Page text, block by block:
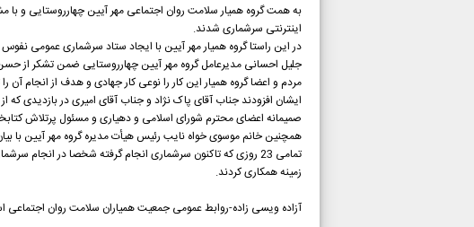
به همت گروه همیار سلامت روان اجتماعی مهر آیین چهارروستایی و با
اینترنتی سرشماری شدند.
در این راستا گروه همیار مهر آیین با ایجاد ستاد سرشماری عمومی
جلیل احسانی مدیرعامل گروه مهر آیین چهارروستایی ضمن تشکر از
مردم و اعضا گروه همیار این کار را نوعی کار جهادی و هدف از انجام
ایشان افزودند جناب آقای پاک نژاد و جناب آقای امیری در بازدیدی
صمیمانه اعضای محترم شورای اسلامی و دهیاری و مسئول پرتلاش
همچنین خانم موسوی خواه نایب رئیس هیأت مدیره گروه مهر آیین با
تمامی 23 روزی که تاکنون سرشماری انجام گرفته شخصا در
زمینه همکاری کردند.
آزاده ویسی زاده-روابط عمومی جمعیت همیاران سلامت روان اجتماعی